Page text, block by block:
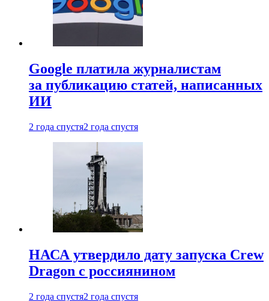
Google платила журналистам
за публикацию статей, написанных
ИИ
2 года спустя2 года спустя
НАСА утвердило дату запуска Crew
Dragon с россиянином
2 года спустя2 года спустя